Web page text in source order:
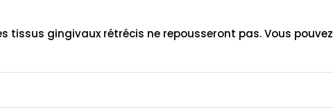
tissus gingivaux rétrécis ne repousseront pas. Vous pouvez